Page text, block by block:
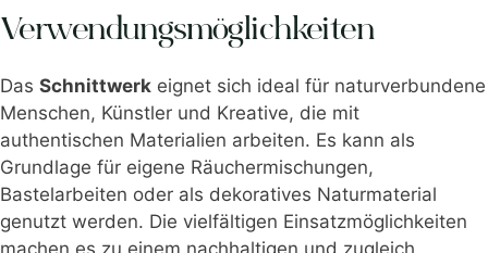
Verwendungsmöglichkeiten
Das Schnittwerk eignet sich ideal für naturverbundene
Menschen, Künstler und Kreative, die mit
authentischen Materialien arbeiten. Es kann als
Grundlage für eigene Räuchermischungen,
Bastelarbeiten oder als dekoratives Naturmaterial
genutzt werden. Die vielfältigen Einsatzmöglichkeiten